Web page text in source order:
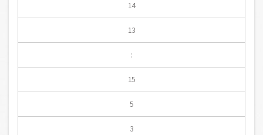
14
13
:
15
5
3